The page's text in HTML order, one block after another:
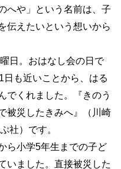
へや」という名前は、子
伝えたいという想いから
日。おはなし会の日で
も近いことから、はる
でくれました。『きのう
被災したきみへ』（川崎
社）です。
ら小学5年生までの子ど
いました。直接被災した